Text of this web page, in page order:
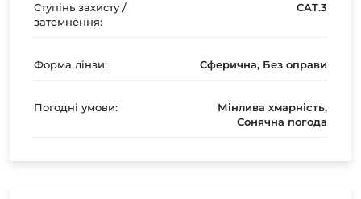
Ступінь захисту /
затемнення:
CAT.3
Форма лінзи: Сферична, Без оправи
Погодні умови:
Мінлива хмарність,
Сонячна погода